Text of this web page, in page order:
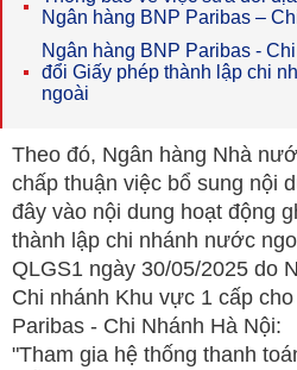
Ngân hàng BNP Paribas –
Ngân hàng BNP Paribas -
đổi Giấy phép thành lập chi
ngoài
Theo đó, Ngân hàng Nhà
chấp thuận việc bổ sung nội
đây vào nội dung hoạt động
thành lập chi nhánh nước
QLGS1 ngày 30/05/2025 do
Chi nhánh Khu vực 1 cấp
Paribas - Chi Nhánh Hà Nội:
"Tham gia hệ thống thanh